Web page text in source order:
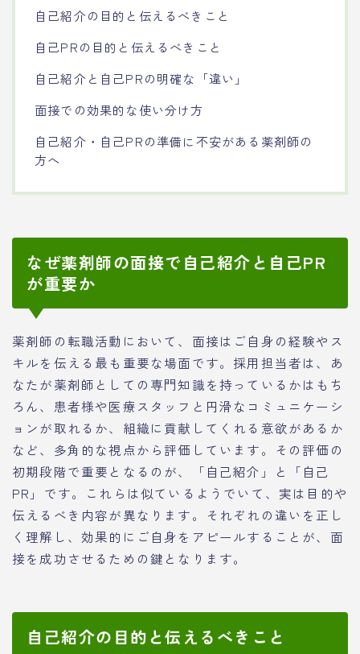
自己紹介の目的と伝えるべきこと
自己PRの目的と伝えるべきこと
自己紹介と自己PRの明確な「違い」
面接での効果的な使い分け方
自己紹介・自己PRの準備に不安がある薬剤師の
方へ
なぜ薬剤師の面接で自己紹介と自己PR
が重要か
薬剤師の転職活動において、面接はご自身の経験やス
キルを伝える最も重要な場面です。採用担当者は、あ
なたが薬剤師としての専門知識を持っているかはもち
ろん、患者様や医療スタッフと円滑なコミュニケーシ
ョンが取れるか、組織に貢献してくれる意欲があるか
など、多角的な視点から評価しています。その評価の
初期段階で重要となるのが、「自己紹介」と「自己
PR」です。これらは似ているようでいて、実は目的や
伝えるべき内容が異なります。それぞれの違いを正し
く理解し、効果的にご自身をアピールすることが、面
接を成功させるための鍵となります。
自己紹介の目的と伝えるべきこと